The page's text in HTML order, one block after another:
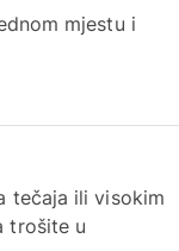
mjestu i
tečaja ili visokim
trošite u